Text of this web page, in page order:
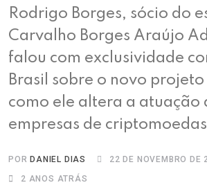
Rodrigo Borges, sócio do
Carvalho Borges Araújo
falou com exclusividade
Brasil sobre o novo
como ele altera a atuação
empresas de criptomoedas
POR DANIEL DIAS
22 DE NOVEMBRO DE
2 ANOS ATRÁS